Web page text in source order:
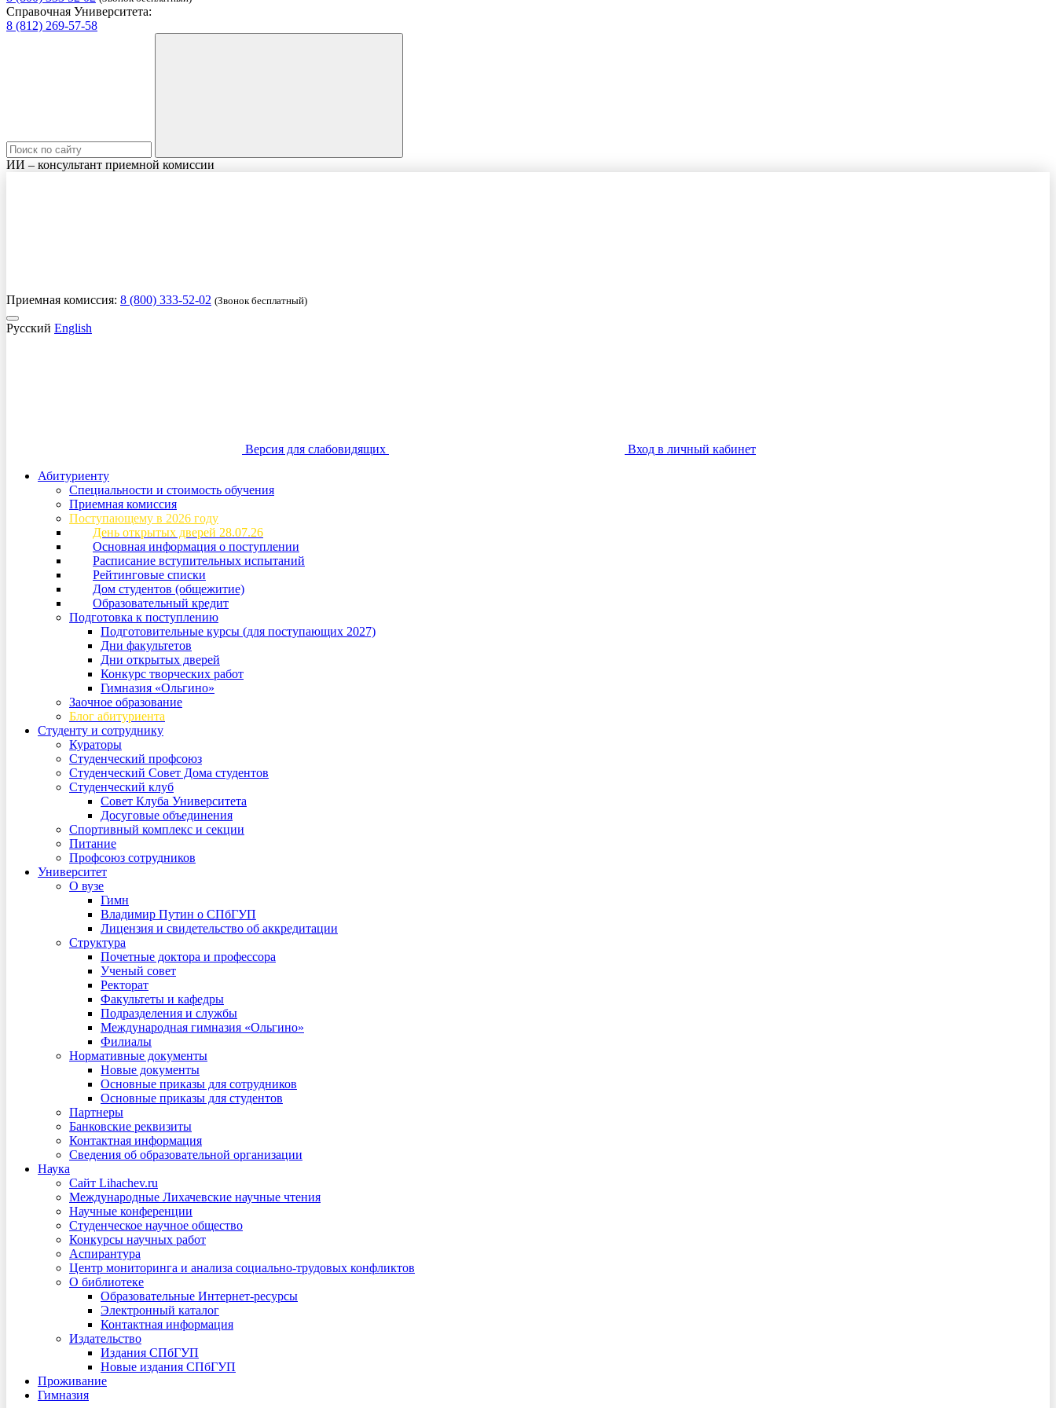
Справочная Университета:
8 (812) 269-57-58
ИИ – консультант приемной комиссии
Приемная комиссия: 8 (800) 333-52-02 (Звонок бесплатный)
Русский English
Версия для слабовидящих
Вход в личный кабинет
Абитуриенту
Специальности и стоимость обучения
Приемная комиссия
Поступающему в 2026 году
День открытых дверей 28.07.26
Основная информация о поступлении
Расписание вступительных испытаний
Рейтинговые списки
Дом студентов (общежитие)
Образовательный кредит
Подготовка к поступлению
Подготовительные курсы (для поступающих 2027)
Дни факультетов
Дни открытых дверей
Конкурс творческих работ
Гимназия «Ольгино»
Заочное образование
Блог абитуриента
Студенту и сотруднику
Кураторы
Студенческий профсоюз
Студенческий Совет Дома студентов
Студенческий клуб
Совет Клуба Университета
Досуговые объединения
Спортивный комплекс и секции
Питание
Профсоюз сотрудников
Университет
О вузе
Гимн
Владимир Путин о СПбГУП
Лицензия и свидетельство об аккредитации
Структура
Почетные доктора и профессора
Ученый совет
Ректорат
Факультеты и кафедры
Подразделения и службы
Международная гимназия «Ольгино»
Филиалы
Нормативные документы
Новые документы
Основные приказы для сотрудников
Основные приказы для студентов
Партнеры
Банковские реквизиты
Контактная информация
Сведения об образовательной организации
Наука
Сайт Lihachev.ru
Международные Лихачевские научные чтения
Научные конференции
Студенческое научное общество
Конкурсы научных работ
Аспирантура
Центр мониторинга и анализа социально-трудовых конфликтов
О библиотеке
Образовательные Интернет-ресурсы
Электронный каталог
Контактная информация
Издательство
Издания СПбГУП
Новые издания СПбГУП
Проживание
Гимназия